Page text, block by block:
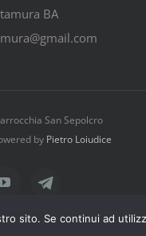
BA
San Sepolcro
by Pietro Loiudice
YouTube
sito. Se continui ad